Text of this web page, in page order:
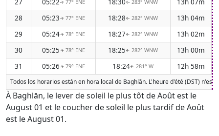
↑ 77° ENE ↑ 283° WNW
28
05:23↑ 77° ENE 18:28↑ 282° WNW 13h 04m
29
05:24↑ 78° ENE 18:27↑ 282° WNW 13h 02m
30
05:25↑ 78° ENE 18:25↑ 282° WNW 13h 00m
31
05:26↑ 79° ENE 18:24↑ 281° W 12h 58m
Todos los horarios están en hora local de Baghlān. L'heure d'été (DST)
À Baghlān, le lever de soleil le plus tôt de Août est le
August 01 et le coucher de soleil le plus tardif de Août
est le August 01.